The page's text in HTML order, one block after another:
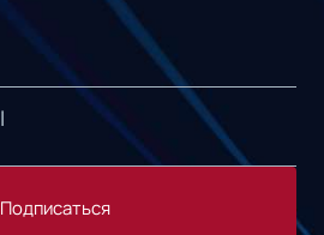
Подписаться